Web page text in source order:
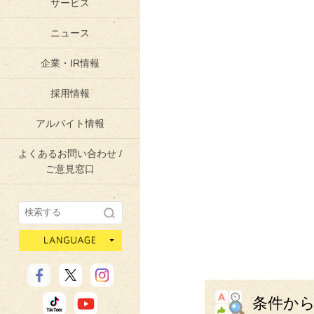
サービス
ニュース
企業・IR情報
採用情報
アルバイト情報
よくあるお問い合わせ /
ご意見窓口
条件か